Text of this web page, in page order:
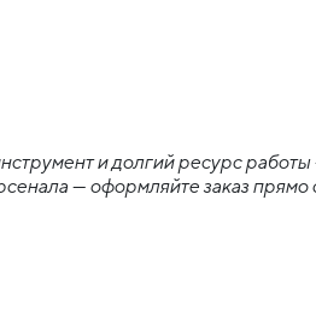
и долгий ресурс
— оформляйте заказ прямо